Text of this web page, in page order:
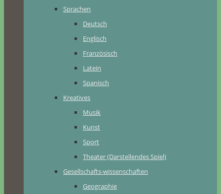
Sprachen
Deutsch
Englisch
Französisch
Latein
Spanisch
Kreatives
Musik
Kunst
Sport
Theater (Darstellendes Spiel)
Gesellschafts-wissenschaften
Geographie